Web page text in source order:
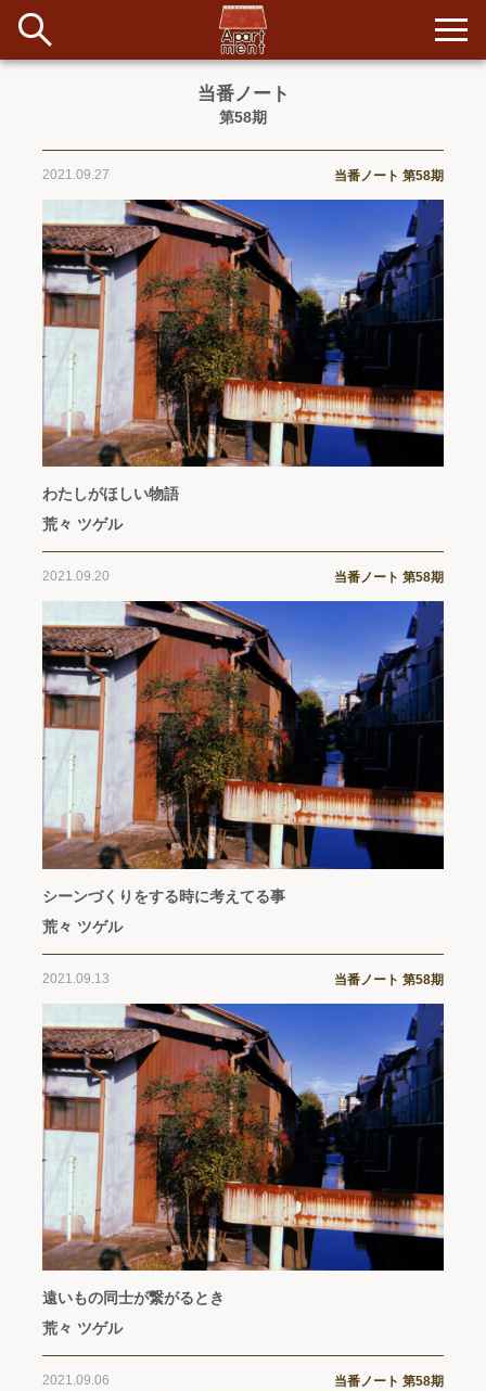
#アイデア #イベント #インド #エッセイ #ボツ
#日記 #暮らし #生活 #留学 #考え事
イベント&ショップ
長期滞在者&more
アパートメントについて
新着
配信
入居者一覧
当番ノート
第58期
2021.09.27 当番ノート 第58期
わたしがほしい物語
荒々 ツゲル
2021.09.20 当番ノート 第58期
シーンづくりをする時に考えてる事
荒々 ツゲル
2021.09.13 当番ノート 第58期
遠いもの同士が繋がるとき
荒々 ツゲル
2021.09.06 当番ノート 第58期